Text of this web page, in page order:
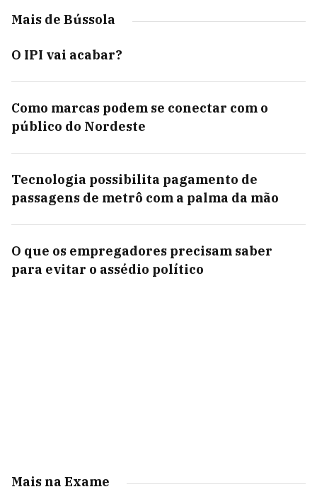
Mais de Bússola
O IPI vai acabar?
Como marcas podem se conectar com o
público do Nordeste
Tecnologia possibilita pagamento de
passagens de metrô com a palma da mão
O que os empregadores precisam saber
para evitar o assédio político
Mais na Exame